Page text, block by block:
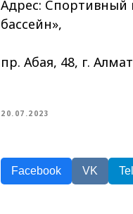
Адрес: Спортивный
бассейн»,
пр. Абая, 48, г.
20.07.2023
Facebook VK